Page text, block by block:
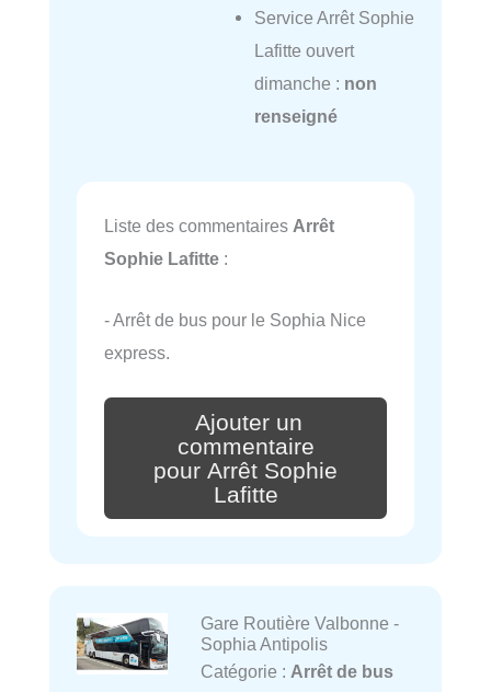
Service Arrêt Sophie
Lafitte ouvert
dimanche : non
renseigné
Liste des commentaires Arrêt
Sophie Lafitte :
- Arrêt de bus pour le Sophia Nice
express.
Ajouter un
commentaire
pour Arrêt Sophie
Lafitte
Gare Routière Valbonne -
Sophia Antipolis
Catégorie : Arrêt de bus